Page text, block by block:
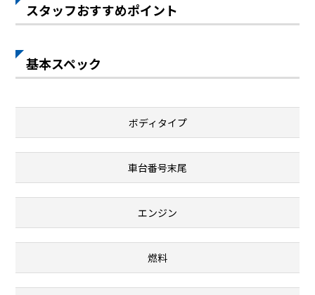
スタッフおすすめポイント
基本スペック
ボディタイプ
車台番号末尾
エンジン
燃料